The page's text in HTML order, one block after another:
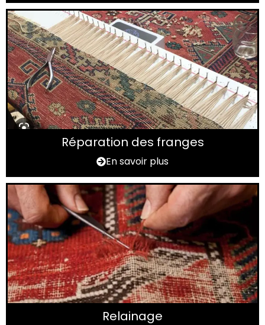
Réparation des franges
En savoir plus
Relainage